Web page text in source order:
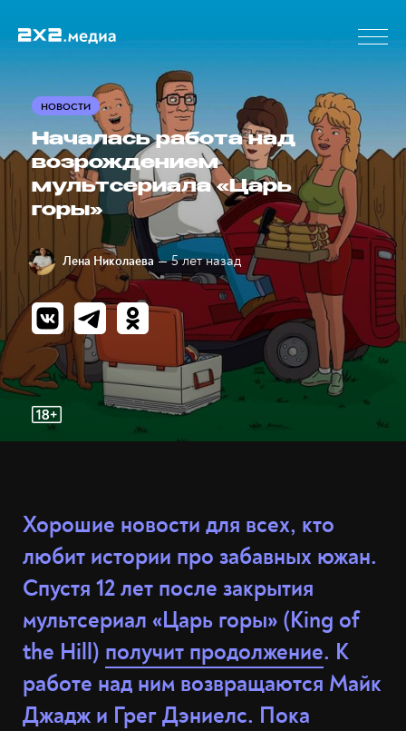
НОВОСТИ
Началась работа над
возрождением
мультсериала «Царь
горы»
Лена Николаева — 5 лет назад
Хорошие новости для всех, кто
любит истории про забавных южан.
Спустя 12 лет после закрытия
мультсериал «Царь горы» (King of
the Hill) получит продолжение. К
работе над ним возвращаются Майк
Джадж и Грег Дэниелс. Пока